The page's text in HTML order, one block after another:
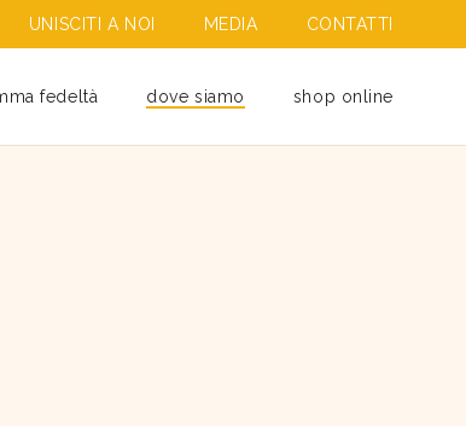
UNISCITI A NOI MEDIA CONTATTI
fedeltà dove siamo shop online